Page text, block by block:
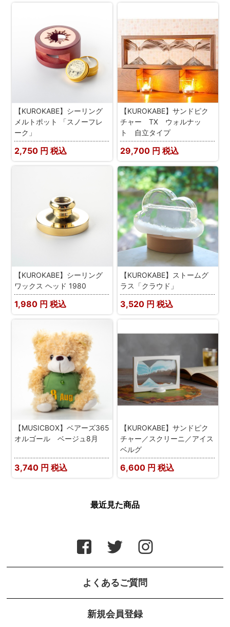
【KUROKABE】シーリング
メルトポット 「スノーフレ
ーク」
2,750 円 税込
【KUROKABE】サンドピク
チャー TX ウォルナッ
ト 自立タイプ
29,700 円 税込
【KUROKABE】シーリング
ワックス ヘッド 1980
1,980 円 税込
【KUROKABE】ストームグ
ラス「クラウド」
3,520 円 税込
【MUSICBOX】ベアーズ365
オルゴール ベージュ8月
3,740 円 税込
【KUROKABE】サンドピク
チャー／スクリーニ／アイス
ベルグ
6,600 円 税込
最近見た商品
よくあるご質問
新規会員登録